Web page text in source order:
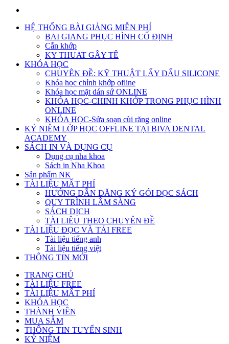
HỆ THỐNG BÀI GIẢNG MIỄN PHÍ
BAI GIANG PHỤC HÌNH CỐ ĐỊNH
Cắn khớp
KY THUAT GÂY TÊ
KHÓA HỌC
CHUYÊN ĐỀ: KỸ THUẬT LẤY DẤU SILICONE
Khóa học chỉnh khớp ofline
Khóa học mặt dán sứ ONLINE
KHÓA HỌC-CHINH KHỚP TRONG PHỤC HÌNH
ONLINE
KHÓA HỌC-Sửa soạn cùi răng online
KỶ NIỆM LỚP HỌC OFFLINE TẠI BIVA DENTAL
ACADEMY
SÁCH IN VÀ DỤNG CỤ
Dụng cụ nha khoa
Sách in Nha Khoa
Sản phẩm NK
TÀI LIỆU MẤT PHÍ
HƯỚNG DẪN ĐĂNG KÝ GÓI ĐỌC SÁCH
QUY TRÌNH LÂM SÀNG
SÁCH DỊCH
TÀI LIỆU THEO CHUYÊN ĐỀ
TÀI LIỆU ĐỌC VÀ TẢI FREE
Tài liệu tiếng anh
Tài liệu tiếng việt
THÔNG TIN MỚI
TRANG CHỦ
TÀI LIỆU FREE
TÀI LIỆU MẤT PHÍ
KHÓA HỌC
THÀNH VIÊN
MUA SẮM
THÔNG TIN TUYỂN SINH
KỶ NIỆM